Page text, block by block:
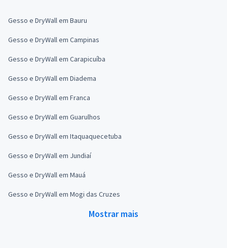
Gesso e DryWall em Bauru
Gesso e DryWall em Campinas
Gesso e DryWall em Carapicuíba
Gesso e DryWall em Diadema
Gesso e DryWall em Franca
Gesso e DryWall em Guarulhos
Gesso e DryWall em Itaquaquecetuba
Gesso e DryWall em Jundiaí
Gesso e DryWall em Mauá
Gesso e DryWall em Mogi das Cruzes
Mostrar mais